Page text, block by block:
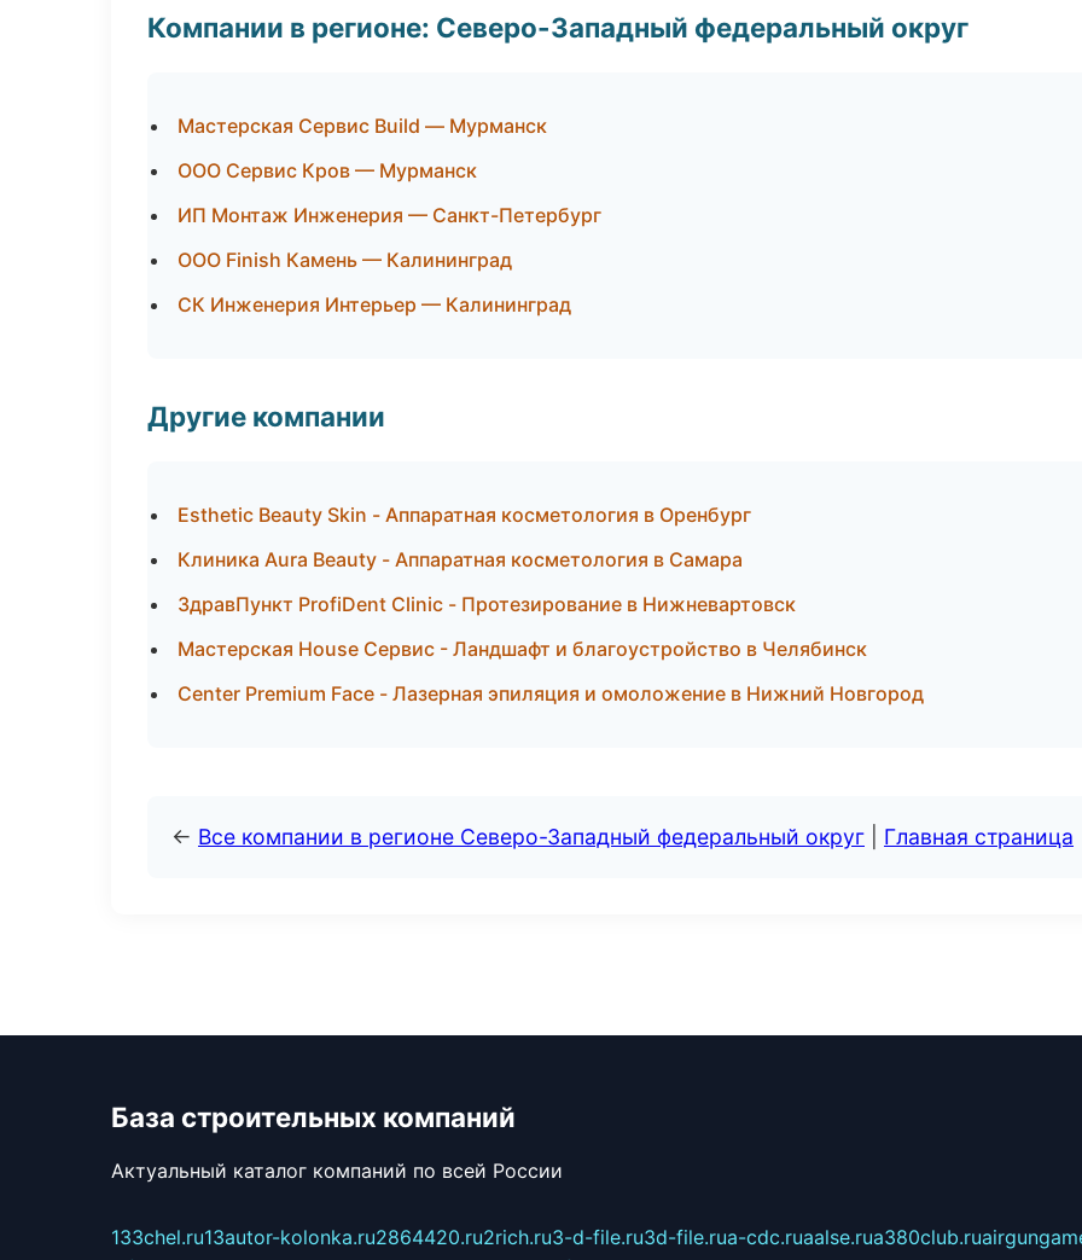
Компании в регионе: Северо-Западный федеральный округ
Мастерская Сервис Build — Мурманск
ООО Сервис Кров — Мурманск
ИП Монтаж Инженерия — Санкт-Петербург
ООО Finish Камень — Калининград
СК Инженерия Интерьер — Калининград
Другие компании
Esthetic Beauty Skin - Аппаратная косметология в Оренбург
Клиника Aura Beauty - Аппаратная косметология в Самара
ЗдравПункт ProfiDent Clinic - Протезирование в Нижневартовск
Мастерская House Сервис - Ландшафт и благоустройство в Челябинск
Center Premium Face - Лазерная эпиляция и омоложение в Нижний Новгород
← Все компании в регионе Северо-Западный федеральный округ Главная страница
База строительных компаний
Актуальный каталог компаний по всей России
133chel.ru13autor-kolonka.ru2864420.ru2rich.ru3-d-file.ru3d-file.rua-cdc.ruaalse.rua380club.ru